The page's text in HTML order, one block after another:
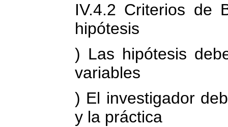
IV.4.2 Criterios de
hipótesis
) Las hipótesis
variables
) El investigador
y la práctica